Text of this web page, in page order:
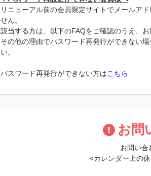
リニューアル前の会員限定サイトでメールア
せん。
該当する方は、以下のFAQをご確認のうえ、お
その他の理由でパスワード再発行ができない
い。
パスワード再発行ができない方はこちら
お問
お問い合
<カレンダー上の